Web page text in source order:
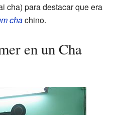
cha) para destacar que era
chachino.
en un Cha